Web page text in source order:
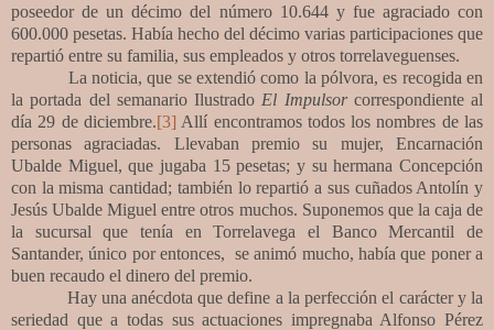
poseedor de un décimo del número 10.644 y fue agraciado con
600.000 pesetas. Había hecho del décimo varias participaciones que
repartió entre su familia, sus empleados y otros torrelaveguenses.
La noticia, que se extendió como la pólvora, es recogida en
la portada del semanario Ilustrado El Impulsor correspondiente al
día 29 de diciembre.[3] Allí encontramos todos los nombres de las
personas agraciadas. Llevaban premio su mujer, Encarnación
Ubalde Miguel, que jugaba 15 pesetas; y su hermana Concepción
con la misma cantidad; también lo repartió a sus cuñados Antolín y
Jesús Ubalde Miguel entre otros muchos. Suponemos que la caja de
la sucursal que tenía en Torrelavega el Banco Mercantil de
Santander, único por entonces, se animó mucho, había que poner a
buen recaudo el dinero del premio.
Hay una anécdota que define a la perfección el carácter y la
seriedad que a todas sus actuaciones impregnaba Alfonso Pérez